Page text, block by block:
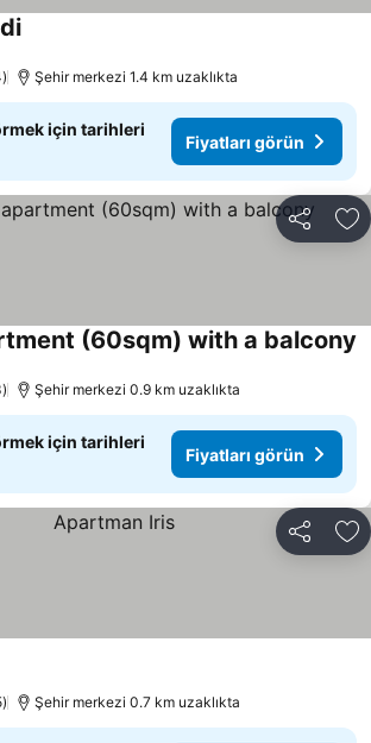
Şehir merkezi 1.4 km uzaklıkta
için tarihleri
Fiyatları görün
Paylaş
(60sqm) with a balcony
Şehir merkezi 0.9 km uzaklıkta
için tarihleri
Fiyatları görün
Paylaş
Şehir merkezi 0.7 km uzaklıkta